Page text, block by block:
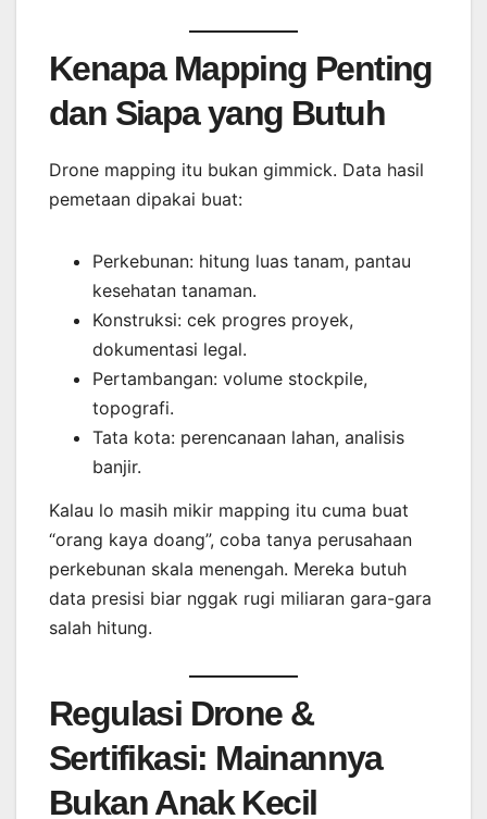
Kenapa Mapping Penting
dan Siapa yang Butuh
Drone mapping itu bukan gimmick. Data hasil
pemetaan dipakai buat:
Perkebunan: hitung luas tanam, pantau
kesehatan tanaman.
Konstruksi: cek progres proyek,
dokumentasi legal.
Pertambangan: volume stockpile,
topografi.
Tata kota: perencanaan lahan, analisis
banjir.
Kalau lo masih mikir mapping itu cuma buat
“orang kaya doang”, coba tanya perusahaan
perkebunan skala menengah. Mereka butuh
data presisi biar nggak rugi miliaran gara-gara
salah hitung.
Regulasi Drone &
Sertifikasi: Mainannya
Bukan Anak Kecil